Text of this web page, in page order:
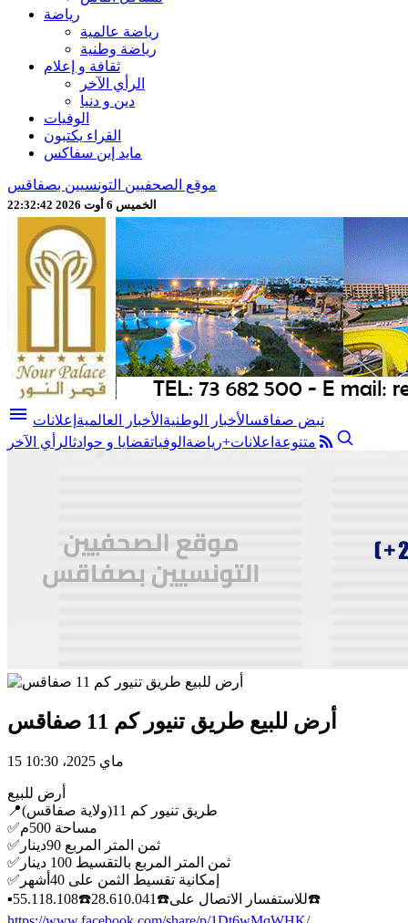
رياضة
رياضة عالمية
رياضة وطنية
ثقافة و إعلام
الرأي الآخر
دين و دنيا
الوفيات
القراء يكتبون
مايد إين سفاكس
موقع الصحفيين التونسيين بصفاقس
الخميس 6 أوت 2026 22:32:44
menu نبض صفاقسالأخبار الوطنية الأخبار العالمية إعلانات
متنوعة اعلانات+رياضة الوفياتقضايا و حوادثالرأي الآخر
أرض للبيع طريق تنيور كم 11 صفاقس
15 ماي 2025، 10:30
أرض للبيع
📍طريق تنيور كم 11(ولاية صفاقس)
✅مساحة 500م
✅ثمن المتر المربع 90دينار
✅ثمن المتر المربع بالتقسيط 100 دينار
✅إمكانية تقسيط الثمن على 40أشهر
▪️للاستفسار الاتصال على☎️28.610.041☎️55.118.108☎️